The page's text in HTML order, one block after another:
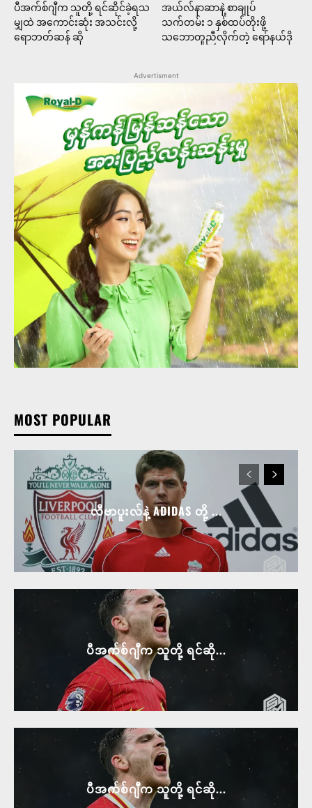
ပီအက်စ်ဂျီက သူတို့ ရင်ဆိုင်ခဲ့ရသ
မျှထဲ အကောင်းဆုံး အသင်းလို့
ရောဘတ်ဆန် ဆို
အယ်လ်နာဆာနဲ့ စာချုပ်
သက်တမ်း ၁ နှစ်ထပ်တိုးဖို့
သဘောတူညီလိုက်တဲ့ ရော်နယ်ဒို
Advertisment
MOST POPULAR
လီဗာပူးလ်နဲ့ ADIDAS တို့ ...
ပီအက်စ်ဂျီက သူတို့ ရင်ဆို...
ပီအက်စ်ဂျီက သူတို့ ရင်ဆို...